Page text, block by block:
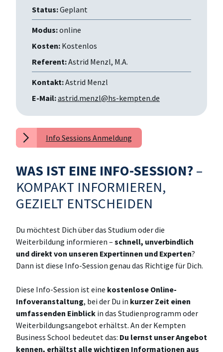
WAS IST EINE INFO-SESSION?–
KOMPAKT INFORMIEREN,
GEZIELT ENTSCHEIDEN
Du möchtest Dich über das Studium oder die
Weiterbildung informieren – schnell, unverbindlich
und direkt von unseren Expertinnen und Experten?
Dann ist diese Info-Session genau das Richtige für Dich.
Diese Info-Session ist eine kostenlose Online-
Infoveranstaltung, bei der Du in kurzer Zeit einen
umfassenden Einblick in das Studienprogramm oder
Weiterbildungsangebot erhältst. An der Kempten
Business School bedeutet das: Du lernst unser Angebot
kennen, erhältst alle wichtigen Informationen aus
Status:Geplant
Modus:online
Kosten: Kostenlos
Referent:Astrid Menzl, M.A.
Kontakt:Astrid Menzl
E-Mail:astrid.menzl@hs-kempten.de
Info Sessions Anmeldung